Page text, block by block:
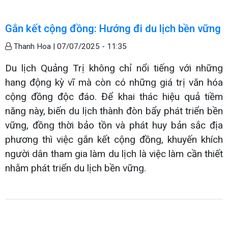
Gắn kết cộng đồng: Hướng đi du lịch bền vững
Thanh Hoa | 07/07/2025 - 11:35
Du lịch Quảng Trị không chỉ nổi tiếng với những
hang động kỳ vĩ mà còn có những giá trị văn hóa
cộng đồng độc đáo. Để khai thác hiệu quả tiềm
năng này, biến du lịch thành đòn bẩy phát triển bền
vững, đồng thời bảo tồn và phát huy bản sắc địa
phương thì việc gắn kết cộng đồng, khuyến khích
người dân tham gia làm du lịch là việc làm cần thiết
nhằm phát triển du lịch bền vững.